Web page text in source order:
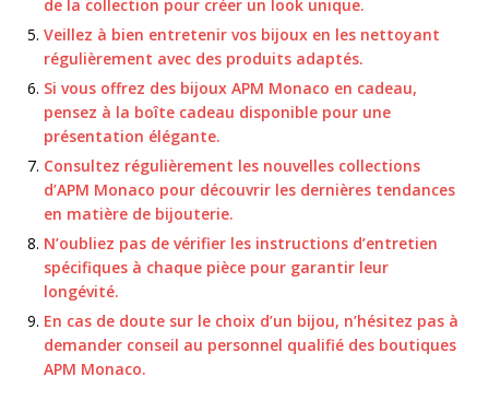
de la collection pour créer un look unique.
Veillez à bien entretenir vos bijoux en les nettoyant
régulièrement avec des produits adaptés.
Si vous offrez des bijoux APM Monaco en cadeau,
pensez à la boîte cadeau disponible pour une
présentation élégante.
Consultez régulièrement les nouvelles collections
d’APM Monaco pour découvrir les dernières tendances
en matière de bijouterie.
N’oubliez pas de vérifier les instructions d’entretien
spécifiques à chaque pièce pour garantir leur
longévité.
En cas de doute sur le choix d’un bijou, n’hésitez pas à
demander conseil au personnel qualifié des boutiques
APM Monaco.